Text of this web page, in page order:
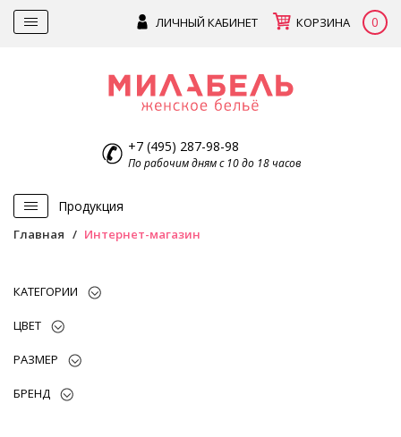
ЛИЧНЫЙ КАБИНЕТ КОРЗИНА 0
+7 (495) 287-98-98
По рабочим дням с 10 до 18 часов
Продукция
Главная Интернет-магазин
КАТЕГОРИИ
ЦВЕТ
РАЗМЕР
БРЕНД